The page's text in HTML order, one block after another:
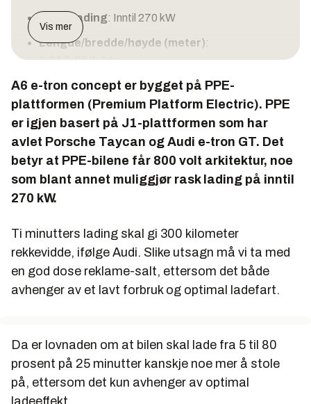
Hurtiglading: Inntil 270 kW
Lengde/bredde/høyde (meter):
4,96/1,96/1,44
Pris: Ukjent
Vis mer
A6 e-tron concept er bygget på PPE-
plattformen (Premium Platform Electric). PPE
er igjen basert på J1-plattformen som har
avlet Porsche Taycan og Audi e-tron GT. Det
betyr at PPE-bilene får 800 volt arkitektur, noe
som blant annet muliggjør rask lading på inntil
270 kW.
Ti minutters lading skal gi 300 kilometer
rekkevidde, ifølge Audi. Slike utsagn må vi ta med
en god dose reklame-salt, ettersom det både
avhenger av et lavt forbruk og optimal ladefart.
Da er lovnaden om at bilen skal lade fra 5 til 80
prosent på 25 minutter kanskje noe mer å stole
på, ettersom det kun avhenger av optimal